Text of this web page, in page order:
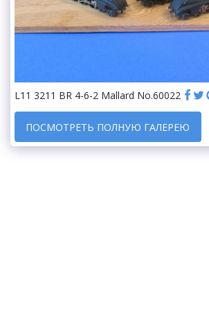
L11 3211 BR 4-6-2 Mallard No.60022
ПОСМОТРЕТЬ ПОЛНУЮ ГАЛЕРЕЮ